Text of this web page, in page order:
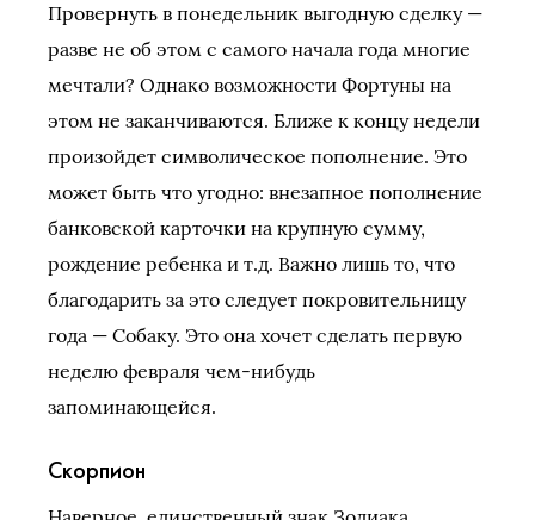
Провернуть в понедельник выгодную сделку —
разве не об этом с самого начала года многие
мечтали? Однако возможности Фортуны на
этом не заканчиваются. Ближе к концу недели
произойдет символическое пополнение. Это
может быть что угодно: внезапное пополнение
банковской карточки на крупную сумму,
рождение ребенка и т.д. Важно лишь то, что
благодарить за это следует покровительницу
года — Собаку. Это она хочет сделать первую
неделю февраля чем-нибудь
запоминающейся.
Скорпион